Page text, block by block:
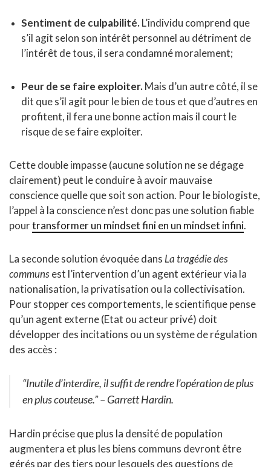
Sentiment de culpabilité.L’individu comprend que
s’il agit selon son intérêt personnel au détriment de
l’intérêt de tous, il sera condamné moralement;
Peur de se faire exploiter.Mais d’un autre côté, il se
dit que s’il agit pour le bien de tous et que d’autres en
profitent, il fera une bonne action mais il court le
risque de se faire exploiter.
Cette double impasse (aucune solution ne se dégage
clairement) peut le conduire à avoir mauvaise
conscience quelle que soit son action. Pour le biologiste,
l’appel à la conscience n’est donc pas une solution fiable
pourtransformer un mindset fini en un mindset infini.
La seconde solution évoquée dansLa tragédie des
communsest l’intervention d’un agent extérieur via la
nationalisation, la privatisation ou la collectivisation.
Pour stopper ces comportements, le scientifique pense
qu’un agent externe (Etat ou acteur privé) doit
développer des incitations ou un système de régulation
des accès :
“Inutile d’interdire, il suffit de rendre l’opération de plus
en plus couteuse.”– Garrett Hardin.
Hardin précise que plus la densité de population
augmentera et plus les biens communs devront être
gérés par des tiers pour lesquels des questions de